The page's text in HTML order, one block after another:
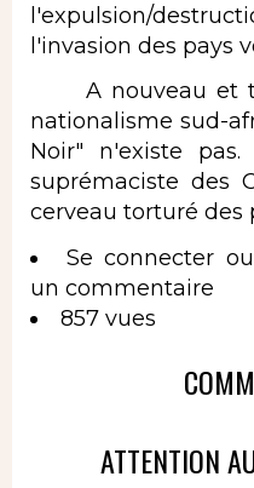
l'expulsion/
l'invasion des pays
A nouveau et
nationalisme sud-
Noir" n'existe
suprémaciste des
cerveau torturé des
Se connecter ou
un commentaire
857 vues
ATTENTION